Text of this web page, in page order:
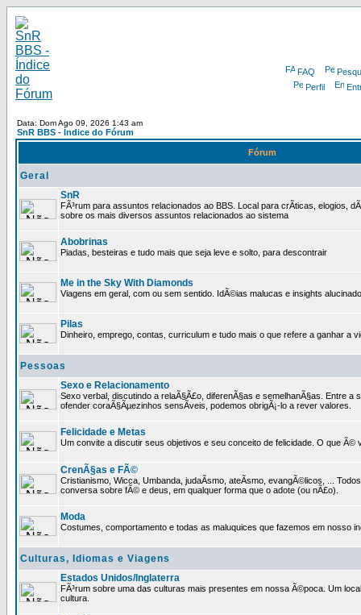
FAQ
Perfil
Data: Dom Ago 09, 2026 1:43 am
SnR BBS - Índice do Fórum
Fórum
Geral
SnR
FÃ³rum para assuntos relacionados ao BBS. Local para crÃ­ticas, elogios,
sobre os mais diversos assuntos relacionados ao sistema
Abobrinas
Piadas, besteiras e tudo mais que seja leve e solto, para descontrair
Me in the Sky With Diamonds
Viagens em geral, com ou sem sentido. IdÃ©ias malucas e insights
Pilas
Dinheiro, emprego, contas, curriculum e tudo mais o que refere a ganhar a
Pessoas
Sexo e Relacionamento
Sexo verbal, discutindo a relaÃ§Ã£o, diferenÃ§as e semelhanÃ§as. Entre a
ofender coraÃ§Ãµezinhos sensÃ­veis, podemos obrigÃ¡-lo a rever valores.
Felicidade e Metas
Um convite a discutir seus objetivos e seu conceito de felicidade. O que Ã©
CrenÃ§as e FÃ©
Cristianismo, Wicca, Umbanda, judaÃ­smo, ateÃ­smo, evangÃ©licos, ...
conversa sobre fÃ© e deus, em qualquer forma que o adote (ou nÃ£o).
Moda
Costumes, comportamento e todas as maluquices que fazemos em nosso
Culturas, Idiomas e Viagens
Estados Unidos/Inglaterra
FÃ³rum sobre uma das culturas mais presentes em nossa Ã©poca. Um
cultura.